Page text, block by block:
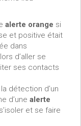
alerte orange si
et positive était
dans
d’aller se
ses contacts
détection d’un
d’une alerte
et se faire